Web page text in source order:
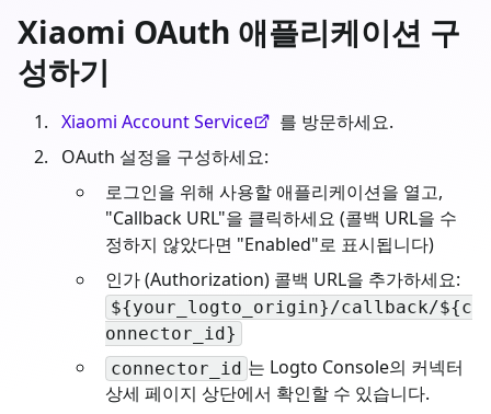
Xiaomi OAuth 애플리케이션 구
성하기
Xiaomi Account Service
를 방문하세요.
OAuth 설정을 구성하세요:
로그인을 위해 사용할 애플리케이션을 열고,
"Callback URL"을 클릭하세요 (콜백 URL을 수
정하지 않았다면 "Enabled"로 표시됩니다)
인가 (Authorization) 콜백 URL을 추가하세요:
${your_logto_origin}/callback/${c
onnector_id}
connector_id 는 Logto Console의 커넥터
상세 페이지 상단에서 확인할 수 있습니다.